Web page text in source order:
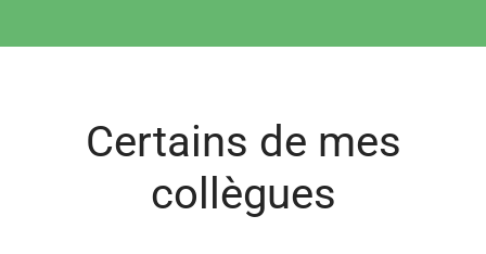
Certains de mes
collègues